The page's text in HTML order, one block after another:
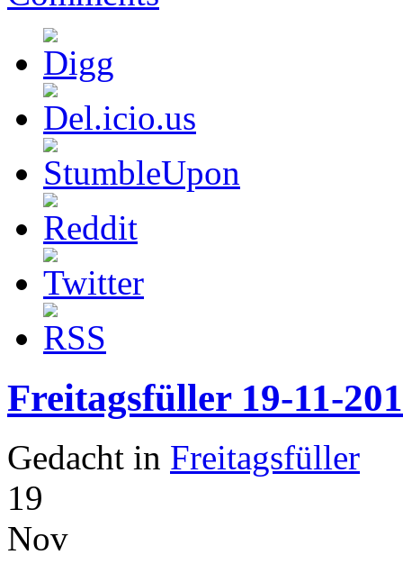
Freitagsfüller 19-11-
Gedacht in Freitagsfüller
19
Nov